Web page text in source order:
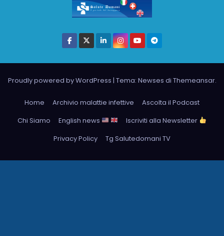
Proudly powered by WordPress | Tema: Newses di Themeansar.
Home Archivio malattie infettive
Ascolta il Podcast
Chi Siamo
English news
Iscriviti alla Newsletter
Privacy Policy
Tg Salutedomani TV